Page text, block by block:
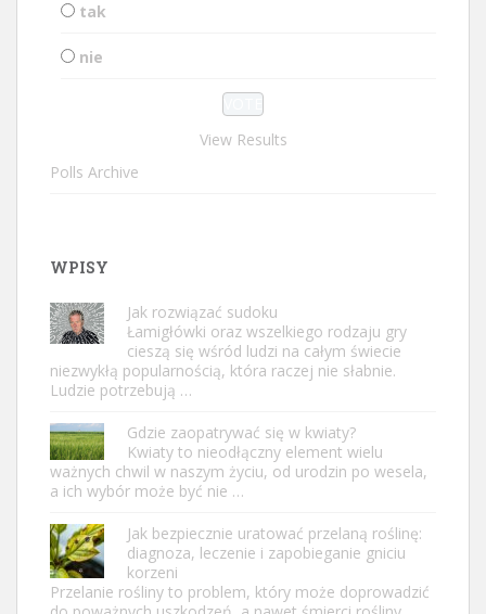
tak
nie
View Results
Polls Archive
WPISY
Jak rozwiązać sudoku
Łamigłówki oraz wszelkiego rodzaju gry
cieszą się wśród ludzi na całym świecie
niezwykłą popularnością, która raczej nie słabnie.
Ludzie potrzebują …
Gdzie zaopatrywać się w kwiaty?
Kwiaty to nieodłączny element wielu
ważnych chwil w naszym życiu, od urodzin po wesela,
a ich wybór może być nie …
Jak bezpiecznie uratować przelaną roślinę:
diagnoza, leczenie i zapobieganie gniciu
korzeni
Przelanie rośliny to problem, który może doprowadzić